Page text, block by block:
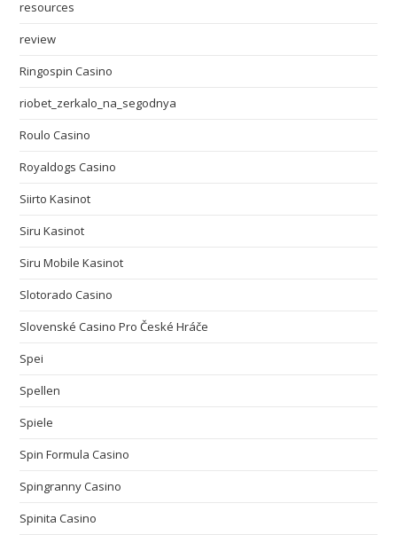
resources
review
Ringospin Casino
riobet_zerkalo_na_segodnya
Roulo Casino
Royaldogs Casino
Siirto Kasinot
Siru Kasinot
Siru Mobile Kasinot
Slotorado Casino
Slovenské Casino Pro České Hráče
Spei
Spellen
Spiele
Spin Formula Casino
Spingranny Casino
Spinita Casino